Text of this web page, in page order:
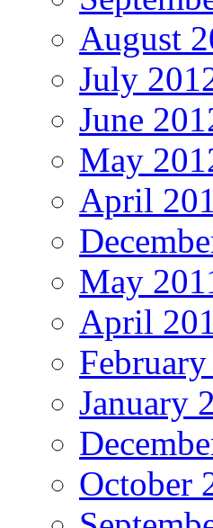
August
July
June
May
April
May
April
January
October